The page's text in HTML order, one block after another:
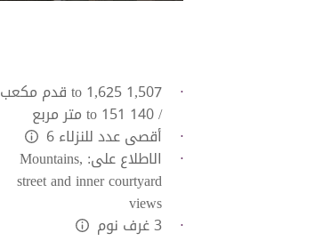
1,507 to 1,625 قدم مكعب
/ 140 to 151 متر مربع
أقصى عدد للنزلاء 6
الاطلاع على: Mountains,
street and inner courtyard
views
3 غرف نوم